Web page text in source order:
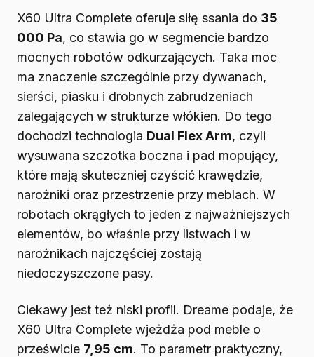
X60 Ultra Complete oferuje siłę ssania do 35
000 Pa, co stawia go w segmencie bardzo
mocnych robotów odkurzających. Taka moc
ma znaczenie szczególnie przy dywanach,
sierści, piasku i drobnych zabrudzeniach
zalegających w strukturze włókien. Do tego
dochodzi technologia Dual Flex Arm, czyli
wysuwana szczotka boczna i pad mopujący,
które mają skuteczniej czyścić krawędzie,
narożniki oraz przestrzenie przy meblach. W
robotach okrągłych to jeden z najważniejszych
elementów, bo właśnie przy listwach i w
narożnikach najczęściej zostają
niedoczyszczone pasy.
Ciekawy jest też niski profil. Dreame podaje, że
X60 Ultra Complete wjeżdża pod meble o
prześwicie 7,95 cm. To parametr praktyczny,